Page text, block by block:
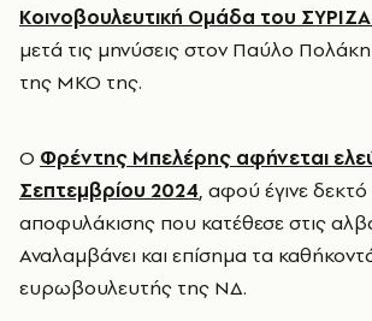
Κοινοβουλευτική Ομάδα του
μετά τις μηνύσεις στον Παύλο
της ΜΚΟ της.
Ο Φρέντης Μπελέρης αφήνεται
Σεπτεμβρίου 2024, αφού έγινε
αποφυλάκισης που κατέθεσε στις
Αναλαμβάνει και επίσημα τα
ευρωβουλευτής της ΝΔ.